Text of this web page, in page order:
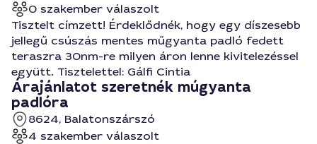
0 szakember válaszolt
Tisztelt címzett! Érdeklődnék, hogy egy díszesebb
jellegű csúszás mentes műgyanta padló fedett
teraszra 30nm-re milyen áron lenne kivitelezéssel
együtt. Tisztelettel: Gálfi Cintia
Árajánlatot szeretnék múgyanta
padlóra
8624, Balatonszárszó
4 szakember válaszolt